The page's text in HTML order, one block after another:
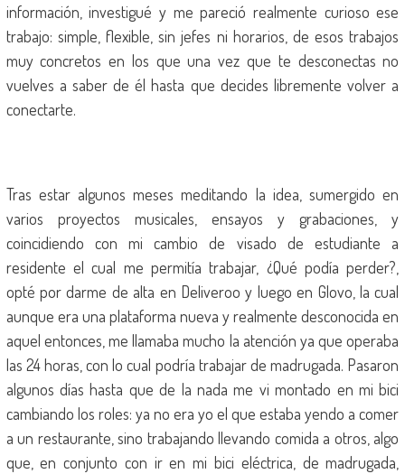
información, investigué y me pareció realmente curioso ese
trabajo: simple, flexible, sin jefes ni horarios, de esos trabajos
muy concretos en los que una vez que te desconectas no
vuelves a saber de él hasta que decides libremente volver a
conectarte.
Tras estar algunos meses meditando la idea, sumergido en
varios proyectos musicales, ensayos y grabaciones, y
coincidiendo con mi cambio de visado de estudiante a
residente el cual me permitía trabajar, ¿Qué podía perder?,
opté por darme de alta en Deliveroo y luego en Glovo, la cual
aunque era una plataforma nueva y realmente desconocida en
aquel entonces, me llamaba mucho la atención ya que operaba
las 24 horas, con lo cual podría trabajar de madrugada. Pasaron
algunos días hasta que de la nada me vi montado en mi bici
cambiando los roles: ya no era yo el que estaba yendo a comer
a un restaurante, sino trabajando llevando comida a otros, algo
que, en conjunto con ir en mi bici eléctrica, de madrugada,